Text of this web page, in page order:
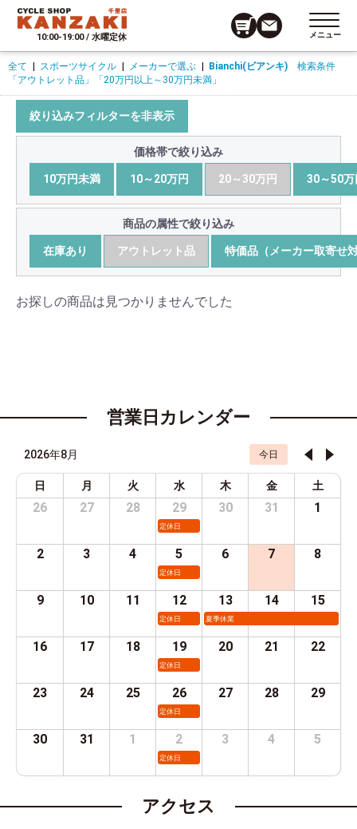
10:00-19:00 / 水曜定休 メニュー
全て スポーツサイクル メーカーで選ぶ Bianchi(ビアンキ) 検索条件
「アウトレット品」
「20万円以上～30万円未満」
絞り込みフィルターを非表示
価格帯で絞り込み
10万円未満 10～20万円 20～30万円 30～50万
商品の属性で絞り込み
在庫あり アウトレット品 特価品（メーカー取寄せ
お探しの商品は見つかりませんでした
営業日カレンダー
2026年8月 今日
日 月 火 水 木 金 土
26 27 28 29
定休日
30 31 1
2 3 4 5
定休日
6 7 8
9 10 11 12
定休日
13
夏季休業
14 15
16 17 18 19
定休日
20 21 22
23 24 25 26
定休日
27 28 29
30 31 1 2
定休日
3 4 5
アクセス